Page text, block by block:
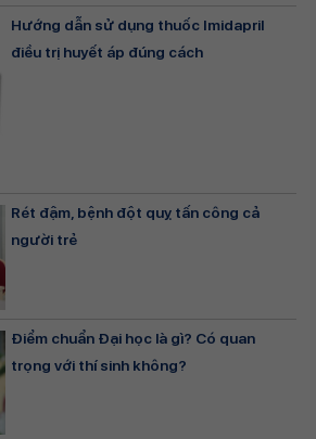
Hướng dẫn sử dụng thuốc Imidapril
điều trị huyết áp đúng cách
Rét đậm, bệnh đột quỵ tấn công cả
người trẻ
Điểm chuẩn Đại học là gì? Có quan
trọng với thí sinh không?